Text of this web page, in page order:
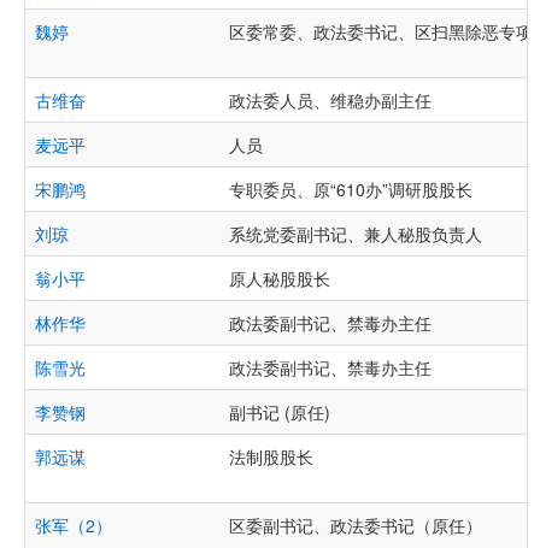
魏婷
区委常委、政法委书记、区扫黑除恶专
古维奋
政法委人员、维稳办副主任
麦远平
人员
宋鹏鸿
专职委员、原“610办”调研股股长
刘琼
系统党委副书记、兼人秘股负责人
翁小平
原人秘股股长
林作华
政法委副书记、禁毒办主任
陈雪光
政法委副书记、禁毒办主任
李赞钢
副书记 (原任)
郭远谋
法制股股长
张军（2） 区委副书记、政法委书记（原任）